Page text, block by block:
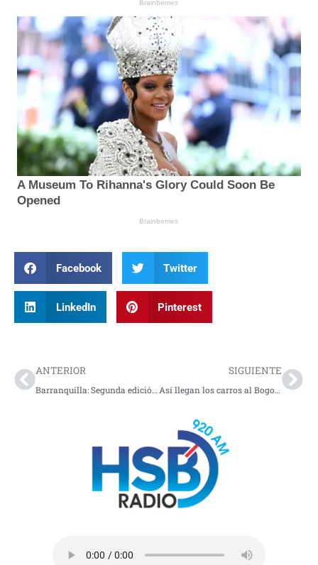
Facebook Twitter
LinkedIn Pinterest
ANTERIOR
Barranquilla: Segunda edición de la Gran Feria Artesanal del Caribe, AMA
SIGUIENTE
Así llegan los carros al Bogotá Fashion Week, la industria automotriz se sube a la pasarela